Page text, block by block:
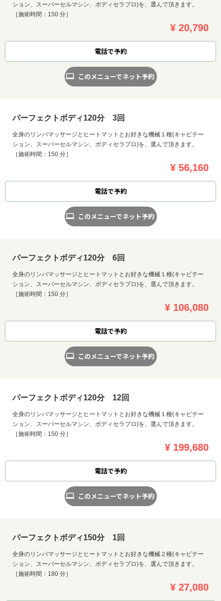
ション、スーパーセルマシン、ボディセラプロ)を、選んで頂きます。
［施術時間：150 分］
¥ 20,790
電話で予約
このメニューでネット予約
パーフェクトボディ120分 3回
全身のリンパマッサージとヒートマットとお好きな機械１種(キャビテー
ション、スーパーセルマシン、ボディセラプロ)を、選んで頂きます。
［施術時間：150 分］
¥ 56,160
電話で予約
このメニューでネット予約
パーフェクトボディ120分 6回
全身のリンパマッサージとヒートマットとお好きな機械１種(キャビテー
ション、スーパーセルマシン、ボディセラプロ)を、選んで頂きます。
［施術時間：150 分］
¥ 106,080
電話で予約
このメニューでネット予約
パーフェクトボディ120分 12回
全身のリンパマッサージとヒートマットとお好きな機械１種(キャビテー
ション、スーパーセルマシン、ボディセラプロ)を、選んで頂きます。
［施術時間：150 分］
¥ 199,680
電話で予約
このメニューでネット予約
パーフェクトボディ150分 1回
全身のリンパマッサージとヒートマットとお好きな機械２種(キャビテー
ション、スーパーセルマシン、ボディセラプロ)を、選んで頂きます。
［施術時間：180 分］
¥ 27,080